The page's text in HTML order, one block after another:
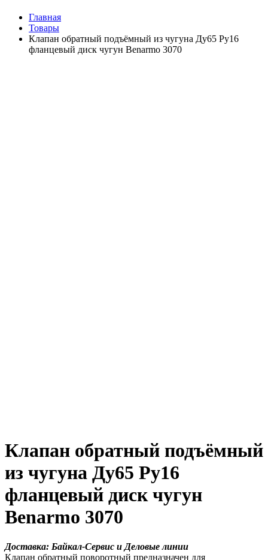
Главная
Товары
Клапан обратный подъёмный из чугуна Ду65 Ру16
фланцевый диск чугун Benarmo 3070
Клапан обратный подъёмный
из чугуна Ду65 Ру16
фланцевый диск чугун
Benarmo 3070
Доставка: Байкал-Сервис и Деловые линии
Клапан обратный поворотный предназначен для